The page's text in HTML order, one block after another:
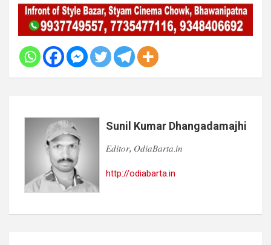
Sunil Kumar Dhangadamajhi
𝐸𝑑𝑖𝑡𝑜𝑟, 𝑂𝑑𝑖𝑎𝐵𝑎𝑟𝑡𝑎.𝑖𝑛
http://odiabarta.in